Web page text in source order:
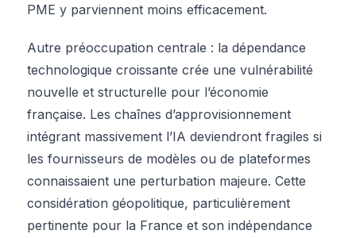
PME y parviennent moins efficacement.
Autre préoccupation centrale : la dépendance
technologique croissante crée une vulnérabilité
nouvelle et structurelle pour l’économie
française. Les chaînes d’approvisionnement
intégrant massivement l’IA deviendront fragiles si
les fournisseurs de modèles ou de plateformes
connaissaient une perturbation majeure. Cette
considération géopolitique, particulièrement
pertinente pour la France et son indépendance